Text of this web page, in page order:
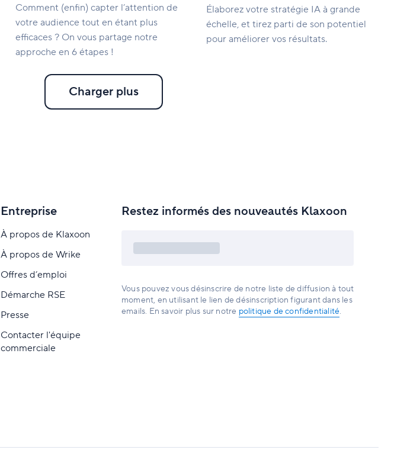
Comment (enfin) capter l’attention de
votre audience tout en étant plus
efficaces ? On vous partage notre
approche en 6 étapes !
Élaborez votre stratégie IA à grande
échelle, et tirez parti de son potentiel
pour améliorer vos résultats.
Charger plus
Entreprise
À propos de Klaxoon
À propos de Wrike
Offres d’emploi
Démarche RSE
Presse
Contacter l'équipe
commerciale
Restez informés des nouveautés Klaxoon
Vous pouvez vous désinscrire de notre liste de diffusion à tout
moment, en utilisant le lien de désinscription figurant dans les
emails. En savoir plus sur notre politique de confidentialité.